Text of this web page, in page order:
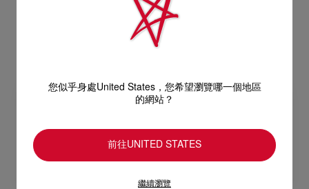
您似乎身處United States，您希望瀏覽哪一個地區
的網站？
前往UNITED STATES
繼續瀏覽